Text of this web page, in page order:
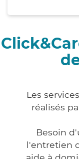
Les
réalisés
Besoin
l'entretien